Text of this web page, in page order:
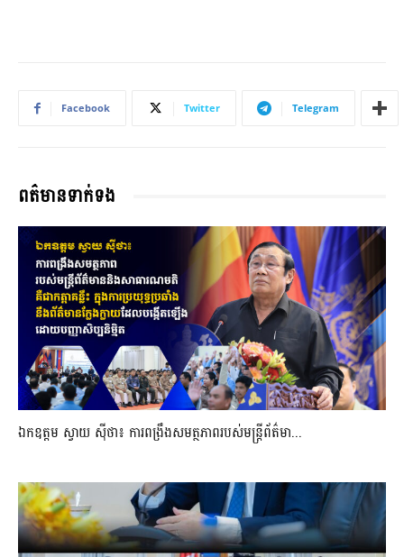
Facebook Twitter Telegram
ពត៌មានទាក់ទង
ឯកឧត្តម ស្វាយ ស៊ីថា៖ ការពង្រឹងសមត្ថភាពរបស់មន្ត្រីព័ត៌មា...